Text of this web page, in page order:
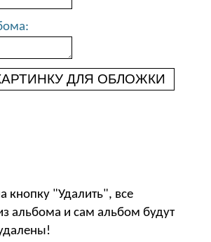
ДЛЯ ОБЛОЖКИ
кнопку "Удалить", все
альбома и сам альбом будут